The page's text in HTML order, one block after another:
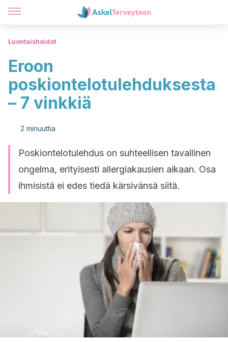
Luontaishoidot
Eroon
poskiontelotulehduksesta
– 7 vinkkiä
2 minuuttia
Poskiontelotulehdus on suhteellisen tavallinen
ongelma, erityisesti allergiakausien aikaan. Osa
ihmisistä ei edes tiedä kärsivänsä siitä.